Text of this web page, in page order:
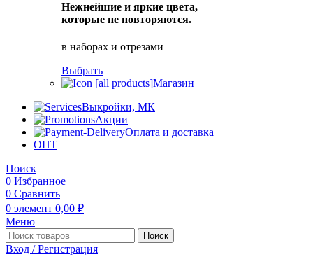
Нежнейшие и яркие цвета,
которые не повторяются.
в наборах и отрезами
Выбрать
Магазин
Выкройки, МК
Акции
Оплата и доставка
ОПТ
Поиск
0 Избранное
0 Сравнить
0 элемент 0,00 ₽
Меню
Поиск
Вход / Регистрация